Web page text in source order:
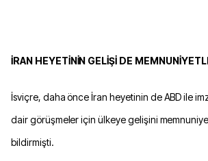
İRAN HEYETİNİN GELİŞİ DE
İsviçre, daha önce İran heyetinin de ABD ile
dair görüşmeler için ülkeye gelişini
bildirmişti.